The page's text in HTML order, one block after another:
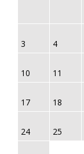
3 4
10 11
17 18
24 25